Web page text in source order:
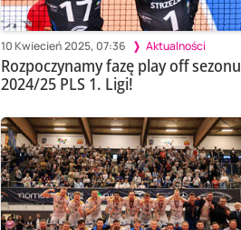
10 Kwiecień 2025, 07:36 Aktualności
Rozpoczynamy fazę play off sezonu
2024/25 PLS 1. Ligi!